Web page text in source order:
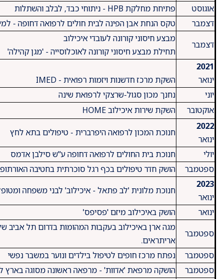
​אוגוסט
​פתיחת מחלקת HPB - ניתוחי כבד, לבלב והשתלות
דצמבר
​טקס הנחת אבן הפינה לבית חולים לרפואה דחופה -
דצמבר
​מבצע חיסוני קורונה לעובדי איכילוב
תחילת מבצע חיסוני קורונה לאוכלוסייה - 'מגן קהילה'
​2021
ינואר
​השקת מרכז חדשנות ויזמות רפואית - IMED
​יוני
​נחנך מכון סגול-שרצקי לרפואת שינה
אוקטובר
​השקת שירות איכילוב HOME
2022
ינואר
​חנוכת המכון לרפואה היפרברית - טיפולים בתא לחץ
​יולי
​חנוכת בית החולים לרפואה דחופה ע"ש סילבן אדמס
​ספטמבר
​הושק חדר טיפולים בכף רגל סוכרתית בחטיבה
2023
ינואר
חנוכת מלונית 'לב פתאל - איכילוב' לבני משפחה
​ינואר
​הושק באיכילוב מיזם 'פסיפס'
​ספטמבר
​מגה ארן באיכילוב בעקבות המהומות בדרום תל אביב
אריתראים.
​ספטמבר
​נפתח מרכז חופים לטיפול בילדים ונוער במשבר נפשי
​ספטמבר
​הושקה מרפאת 'אדוות' - מרפאה ראשונה מסוגה בארץ